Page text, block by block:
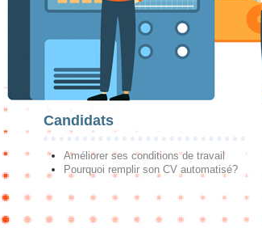
Candidats
Améliorer ses conditions de travail
Pourquoi remplir son CV automatisé?